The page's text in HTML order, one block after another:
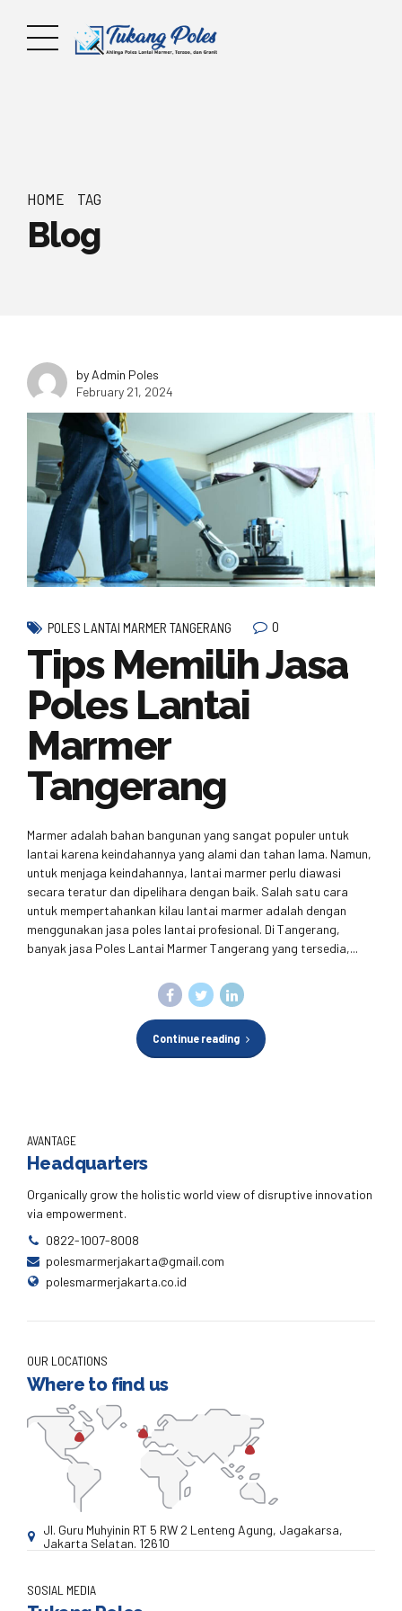
HOME TAG
Blog
by Admin Poles
February 21, 2024
POLES LANTAI MARMER TANGERANG 0
Tips Memilih Jasa
Poles Lantai
Marmer
Tangerang
Marmer adalah bahan bangunan yang sangat populer untuk
lantai karena keindahannya yang alami dan tahan lama. Namun,
untuk menjaga keindahannya, lantai marmer perlu diawasi
secara teratur dan dipelihara dengan baik. Salah satu cara
untuk mempertahankan kilau lantai marmer adalah dengan
menggunakan jasa poles lantai profesional. Di Tangerang,
banyak jasa Poles Lantai Marmer Tangerang yang tersedia,...
Continue reading
AVANTAGE
Headquarters
Organically grow the holistic world view of disruptive innovation
via empowerment.
0822-1007-8008
polesmarmerjakarta@gmail.com
polesmarmerjakarta.co.id
OUR LOCATIONS
Where to find us
Jl. Guru Muhyinin RT 5 RW 2 Lenteng Agung, Jagakarsa,
Jakarta Selatan. 12610
SOSIAL MEDIA